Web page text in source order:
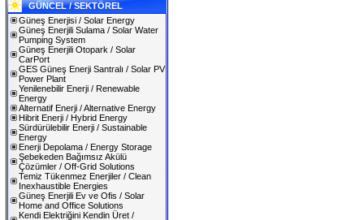
GÜNCEL / SEKTÖREL
Güneş Enerjisi / Solar Energy
Güneş Enerjili Sulama / Solar Water
Pumping System
Güneş Enerjili Otopark / Solar
CarPort
GES Güneş Enerji Santralı / Solar PV
Power Plant
Yenilenebilir Enerji / Renewable
Energy
Alternatif Enerji / Alternative Energy
Hibrit Enerji / Hybrid Energy
Sürdürülebilir Enerji / Sustainable
Energy
Enerji Depolama / Energy Storage
Şebekeden Bağımsız Akülü
Çözümler / Off-Grid Solutions
Temiz Tükenmez Enerjiler / Clean
Inexhaustible Energies
Güneş Enerjili Ev ve Ofis / Solar
Home and Office Solutions
Kendi Elektriğini Kendin Üret /